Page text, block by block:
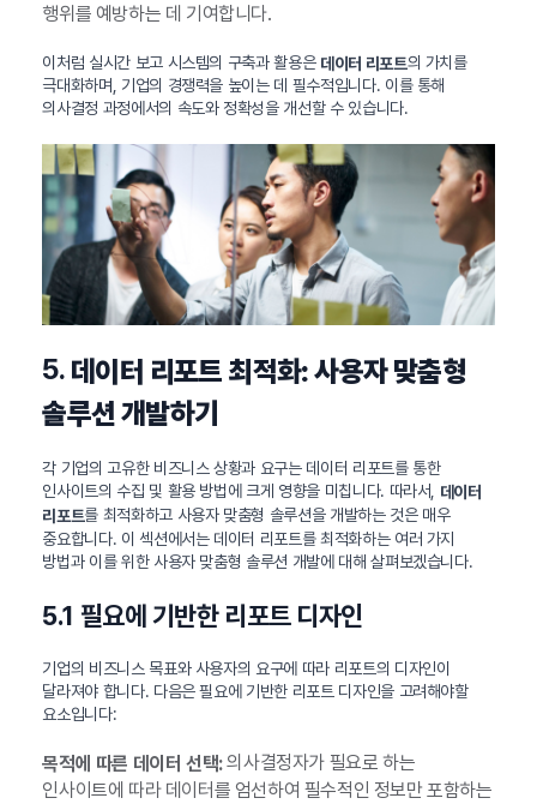
행위를 예방하는 데 기여합니다.
이처럼 실시간 보고 시스템의 구축과 활용은 데이터 리포트의 가치를
극대화하며, 기업의 경쟁력을 높이는 데 필수적입니다. 이를 통해
의사결정 과정에서의 속도와 정확성을 개선할 수 있습니다.
5. 데이터 리포트 최적화: 사용자 맞춤형
솔루션 개발하기
각 기업의 고유한 비즈니스 상황과 요구는 데이터 리포트를 통한
인사이트의 수집 및 활용 방법에 크게 영향을 미칩니다. 따라서, 데이터
리포트를 최적화하고 사용자 맞춤형 솔루션을 개발하는 것은 매우
중요합니다. 이 섹션에서는 데이터 리포트를 최적화하는 여러 가지
방법과 이를 위한 사용자 맞춤형 솔루션 개발에 대해 살펴보겠습니다.
5.1 필요에 기반한 리포트 디자인
기업의 비즈니스 목표와 사용자의 요구에 따라 리포트의 디자인이
달라져야 합니다. 다음은 필요에 기반한 리포트 디자인을 고려해야할
요소입니다:
목적에 따른 데이터 선택:의사결정자가 필요로 하는
인사이트에 따라 데이터를 엄선하여 필수적인 정보만 포함하는